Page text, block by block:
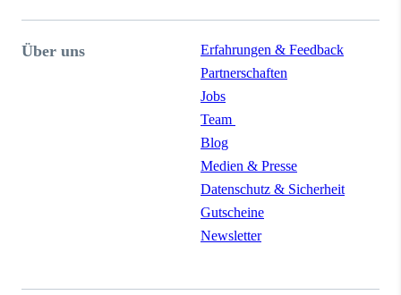
Über uns
Erfahrungen & Feedback
Partnerschaften
Jobs
Team
Blog
Medien & Presse
Datenschutz & Sicherheit
Gutscheine
Newsletter